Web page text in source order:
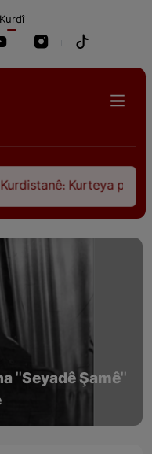
Kurdî
Kurteya pêşveçûna
''Seyadê Şamê''